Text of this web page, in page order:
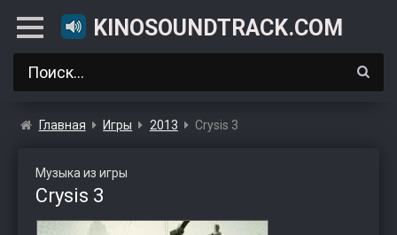
KINOSOUNDTRACK.COM
Главная Игры 2013 Crysis 3
Музыка из игры
Crysis 3